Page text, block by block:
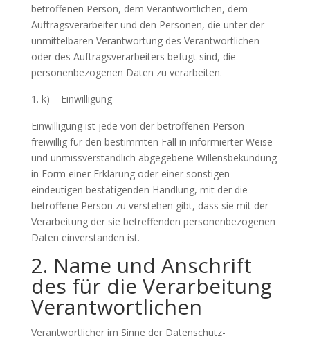
betroffenen Person, dem Verantwortlichen, dem
Auftragsverarbeiter und den Personen, die unter der
unmittelbaren Verantwortung des Verantwortlichen
oder des Auftragsverarbeiters befugt sind, die
personenbezogenen Daten zu verarbeiten.
k) Einwilligung
Einwilligung ist jede von der betroffenen Person
freiwillig für den bestimmten Fall in informierter Weise
und unmissverständlich abgegebene Willensbekundung
in Form einer Erklärung oder einer sonstigen
eindeutigen bestätigenden Handlung, mit der die
betroffene Person zu verstehen gibt, dass sie mit der
Verarbeitung der sie betreffenden personenbezogenen
Daten einverstanden ist.
2. Name und Anschrift
des für die Verarbeitung
Verantwortlichen
Verantwortlicher im Sinne der Datenschutz-